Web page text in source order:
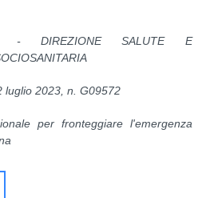
- DIREZIONE SALUTE E
luglio 2023, n. G09572
per fronteggiare l'emergenza